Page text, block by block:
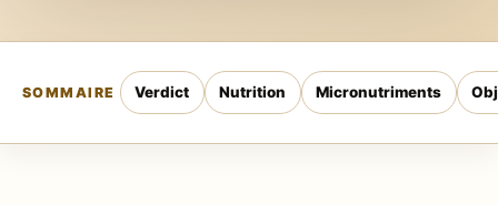
SOMMAIRE Verdict Nutrition Micronutriments